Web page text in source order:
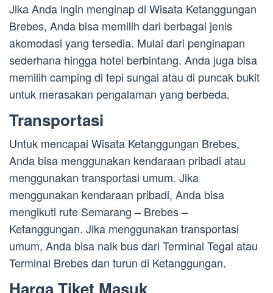
Jika Anda ingin menginap di Wisata Ketanggungan
Brebes, Anda bisa memilih dari berbagai jenis
akomodasi yang tersedia. Mulai dari penginapan
sederhana hingga hotel berbintang. Anda juga bisa
memilih camping di tepi sungai atau di puncak bukit
untuk merasakan pengalaman yang berbeda.
Transportasi
Untuk mencapai Wisata Ketanggungan Brebes,
Anda bisa menggunakan kendaraan pribadi atau
menggunakan transportasi umum. Jika
menggunakan kendaraan pribadi, Anda bisa
mengikuti rute Semarang – Brebes –
Ketanggungan. Jika menggunakan transportasi
umum, Anda bisa naik bus dari Terminal Tegal atau
Terminal Brebes dan turun di Ketanggungan.